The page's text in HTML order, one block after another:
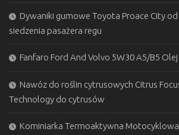
Dywaniki gumowe Toyota Proace City
siedzenia pasażera regu
Fanfaro Ford And Volvo 5W30 A5/B5 Olej
Nawóz do roślin cytrusowych Citrus
Technology do cytrusów
Kominiarka Termoaktywna